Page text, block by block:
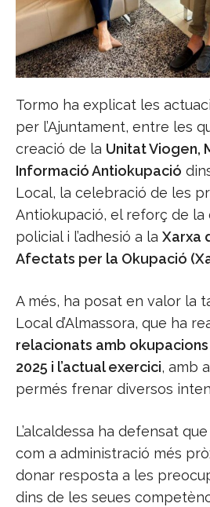
Tormo ha explicat les
per l’Ajuntament, entre les
creació de la Unitat Viogen,
Informació Antiokupació
Local, la celebració de les
Antiokupació, el reforç de la
policial i l’adhesió a la Xarxa
Afectats per la Okupació
A més, ha posat en valor la
Local d’Almassora, que ha
relacionats amb okupacions
2025 i l’actual exercici, amb
permés frenar diversos
L’alcaldessa ha defensat
com a administració més
donar resposta a les
dins de les seues